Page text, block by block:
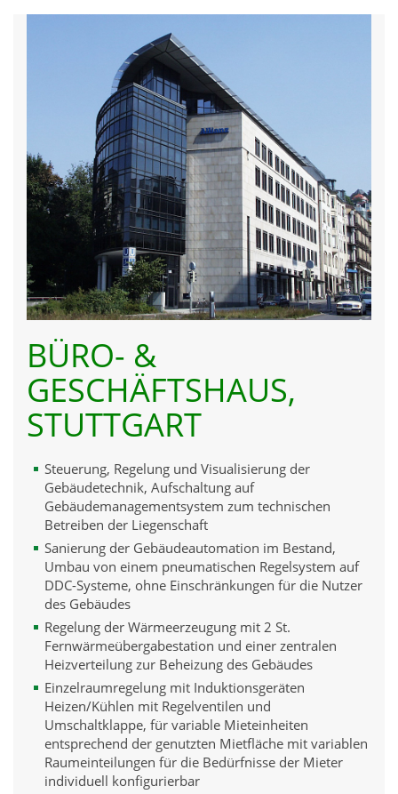
BÜRO- &
GESCHÄFTSHAUS,
STUTTGART
Steuerung, Regelung und Visualisierung der
Gebäudetechnik, Aufschaltung auf
Gebäudemanagementsystem zum technischen
Betreiben der Liegenschaft
Sanierung der Gebäudeautomation im Bestand,
Umbau von einem pneumatischen Regelsystem auf
DDC-Systeme, ohne Einschränkungen für die Nutzer
des Gebäudes
Regelung der Wärmeerzeugung mit 2 St.
Fernwärmeübergabestation und einer zentralen
Heizverteilung zur Beheizung des Gebäudes
Einzelraumregelung mit Induktionsgeräten
Heizen/Kühlen mit Regelventilen und
Umschaltklappe, für variable Mieteinheiten
entsprechend der genutzten Mietfläche mit variablen
Raumeinteilungen für die Bedürfnisse der Mieter
individuell konfigurierbar